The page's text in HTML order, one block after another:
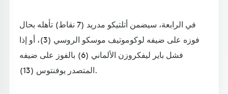
في الرابعة، سيضمن أتلتيكو مدريد (7 نقاط) تأهله بحال
فوزه على ضيفه لوكوموتيف موسكو الروسي (3)، أو إذا
فشل باير ليفكروزن الألماني (6) بالفوز على ضيفه
المتصدر يوفنتوس (13).